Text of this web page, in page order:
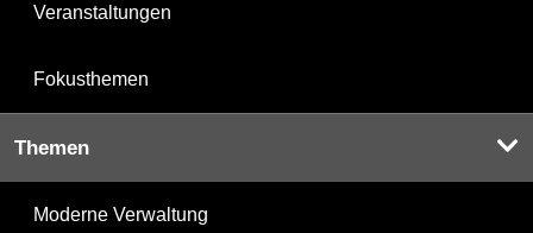
Veranstaltungen
Fokusthemen
Themen
Moderne Verwaltung